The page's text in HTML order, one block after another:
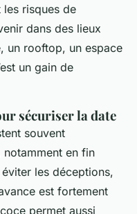
risques de
dans des lieux
un rooftop, un espace
un gain de
sécuriser la date
souvent
en fin
les déceptions,
est fortement
permet aussi